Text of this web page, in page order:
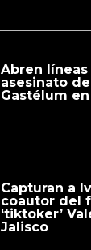
Abren
asesinato
Gastélum
Capturan a
coautor del
‘tiktoker’
Jalisco